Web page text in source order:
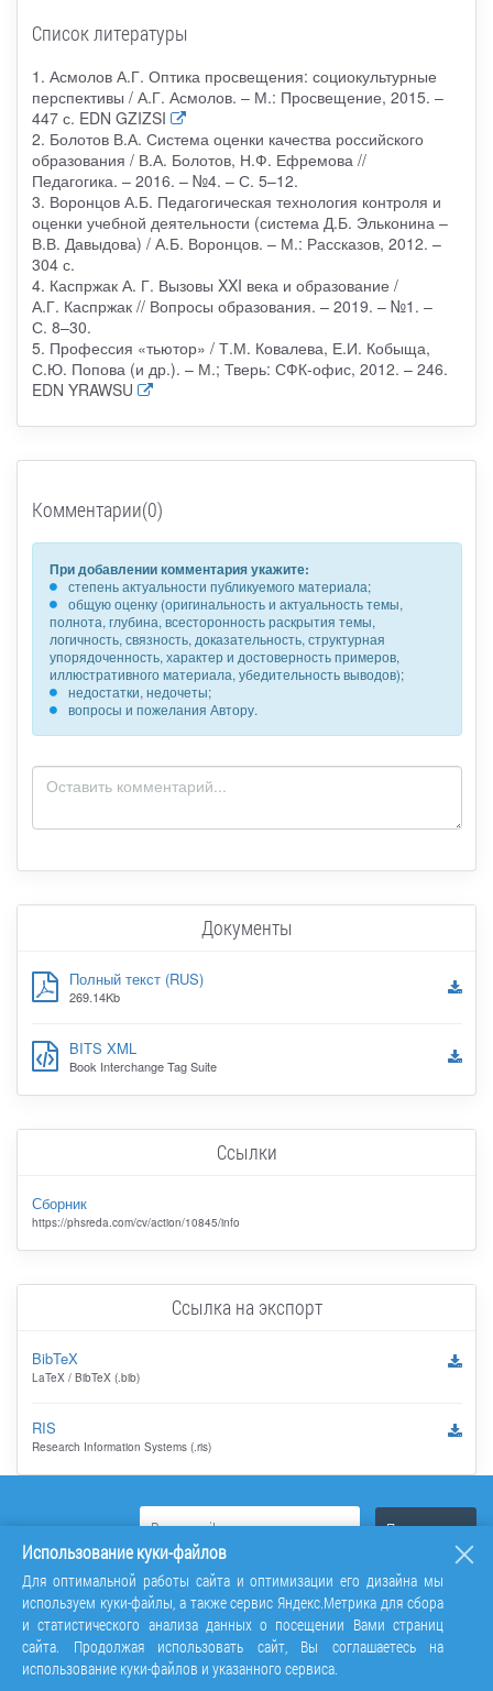
Список литературы
1. Асмолов А.Г. Оптика просвещения: социокультурные
перспективы / А.Г. Асмолов. – М.: Просвещение, 2015. –
447 с. EDN GZIZSI
2. Болотов В.А. Система оценки качества российского
образования / В.А. Болотов, Н.Ф. Ефремова //
Педагогика. – 2016. – №4. – С. 5–12.
3. Воронцов А.Б. Педагогическая технология контроля и
оценки учебной деятельности (система Д.Б. Эльконина –
В.В. Давыдова) / А.Б. Воронцов. – М.: Рассказов, 2012. –
304 с.
4. Каспржак А. Г. Вызовы XXI века и образование /
А.Г. Каспржак // Вопросы образования. – 2019. – №1. –
С. 8–30.
5. Профессия «тьютор» / Т.М. Ковалева, Е.И. Кобыща,
С.Ю. Попова (и др.). – М.; Тверь: СФК-офис, 2012. – 246.
EDN YRAWSU
Комментарии(0)
При добавлении комментария укажите:
степень актуальности публикуемого материала;
общую оценку (оригинальность и актуальность темы,
полнота, глубина, всесторонность раскрытия темы,
логичность, связность, доказательность, структурная
упорядоченность, характер и достоверность примеров,
иллюстративного материала, убедительность выводов);
недостатки, недочеты;
вопросы и пожелания Автору.
Документы
Полный текст (RUS)
269.14Kb
BITS XML
Book Interchange Tag Suite
Ссылки
Сборник
https://phsreda.com/cv/action/10845/info
Ссылка на экспорт
BibTeX
LaTeX / BibTeX (.bib)
RIS
Research Information Systems (.ris)
Использование куки-файлов
Для оптимальной работы сайта и оптимизации его дизайна мы
используем куки-файлы, а также сервис Яндекс.Метрика для сбора
и статистического анализа данных о посещении Вами страниц
сайта. Продолжая использовать сайт, Вы соглашаетесь на
использование куки-файлов и указанного сервиса.